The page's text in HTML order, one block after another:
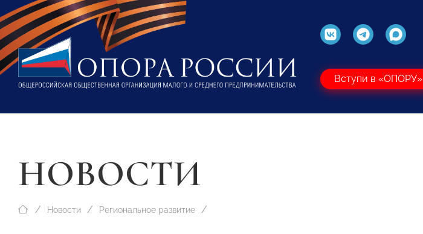
Вступи в «ОПОРУ»
НОВОСТИ
Новости Региональное развитие